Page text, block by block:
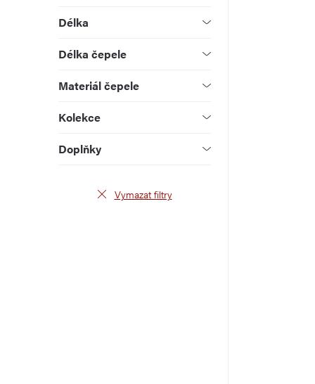
Délka
Délka čepele
Materiál čepele
Kolekce
Doplňky
Vymazat filtry